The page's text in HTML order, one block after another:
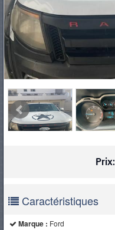
Prix:
Caractéristiques
Marque : Ford